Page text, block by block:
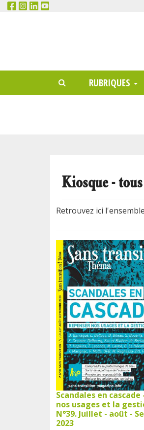
Main
menu
RECHERCHER
RUBRIQUES
Kiosque -
Retrouvez ici
Scandales en cascade
nos usages et la
N°39. Juillet - août -
2023